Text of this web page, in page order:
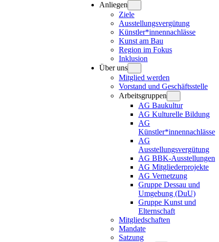
Anliegen
Ziele
Ausstellungsvergütung
Künstler*innennachlässe
Kunst am Bau
Region im Fokus
Inklusion
Über uns
Mitglied werden
Vorstand und Geschäftsstelle
Arbeitsgruppen
AG Baukultur
AG Kulturelle Bildung
AG
Künstler*innennachlässe
AG
Ausstellungsvergütung
AG BBK-Ausstellungen
AG Mitgliederprojekte
AG Vernetzung
Gruppe Dessau und
Umgebung (DuU)
Gruppe Kunst und
Elternschaft
Mitgliedschaften
Mandate
Satzung